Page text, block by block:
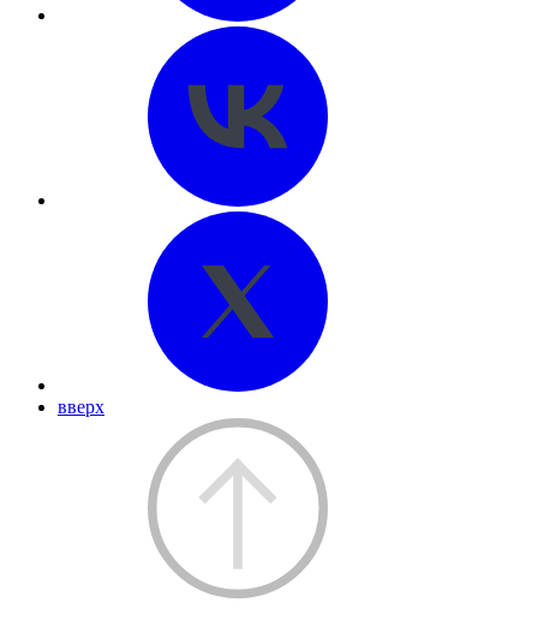
вверх